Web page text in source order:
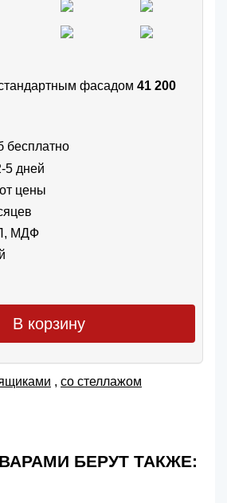
фасадом 41 200
бесплатно
5 дней
цены
МДФ
В корзину
, со стеллажом
БЕРУТ ТАКЖЕ: